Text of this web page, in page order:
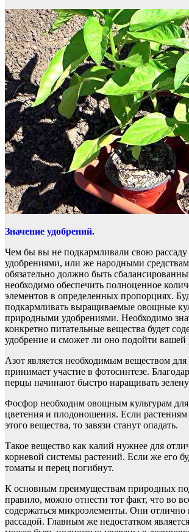
Значение удобрений.
Чем бы вы не подкармливали свою
удобрениями, или же народными
обязательно должно быть
необходимо обеспечить полноценное
элементов в определенных пропорциях.
подкармливать выращиваемые овощные
природными удобрениями. Необходимо
конкретно питательные вещества будет
удобрение и сможет ли оно подойти вашей
Азот является необходимым веществом
принимает участие в фотосинтезе.
перцы начинают быстро наращивать
Фосфор необходим овощным культурам
цветения и плодоношения. Если растениям
этого вещества, то завязи станут опадать.
Такое вещество как калий нужнее для
корневой системы растений. Если же его
томаты и перец погибнут.
К основным преимуществам природных
правило, можно отнести тот факт, что во
содержаться микроэлементы. Они отлично
рассадой. Главным же недостатком